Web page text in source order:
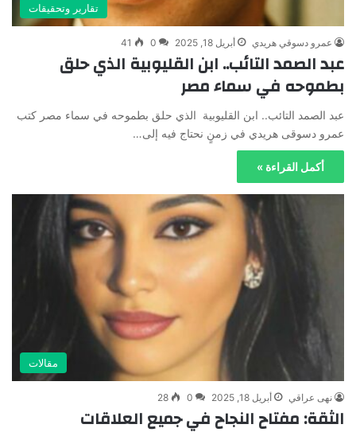
تقارير وتحقيقات
عمرو دسوقي هريدي أبريل 18, 2025 0
41
عبد الصمد التائب.. ابن القليوبية الذي حلق
بطموحه في سماء مصر
عبد الصمد التائب.. ابن القليوبية الذي حلق بطموحه في سماء مصر كتب
عمرو دسوقى هريدي في زمنٍ نحتاج فيه إلى…
أكمل القراءة »
مقالات
نهى عراقي أبريل 18, 2025 0
28
الثقة: مفتاح النجاح في جميع العلاقات